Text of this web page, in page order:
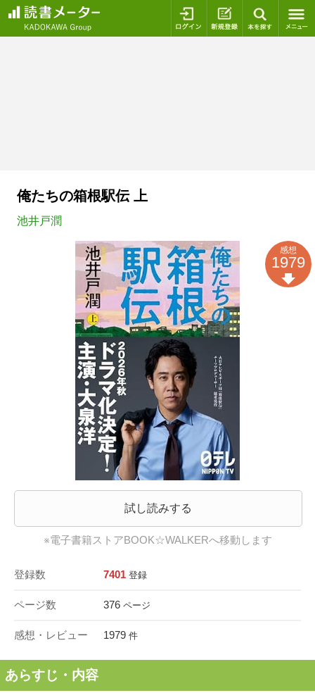
ログイン 新規登録
俺たちの箱根駅伝 上
池井戸潤
試し読みする
※電子書籍ストアBOOK☆WALKERへ移動します
登録数 7401 登録
ページ数 376 ページ
感想・レビュー 1979 件
感想
1979
あらすじ・内容